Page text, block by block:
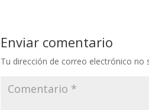
Enviar comentario
Tu dirección de correo electrónico no